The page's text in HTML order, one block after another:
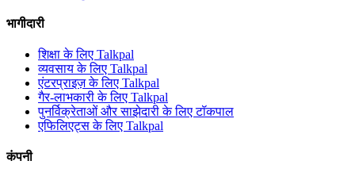
भागीदारी
शिक्षा के लिए Talkpal
व्यवसाय के लिए Talkpal
एंटरप्राइज़ के लिए Talkpal
गैर-लाभकारी के लिए Talkpal
पुनर्विक्रेताओं और साझेदारी के लिए टॉकपाल
एफिलिएट्स के लिए Talkpal
कंपनी